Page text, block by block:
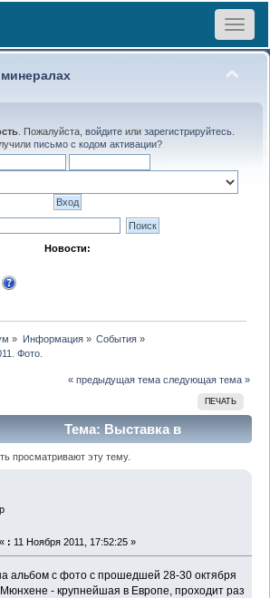
Toggle
. Пожалуйста, войдитеили зарегистрируйтесь.
письмо с кодом активации?
Новости:
» Информация» События»
Фото.
« предыдущая тема следующая тема »
ПЕЧАТЬ
Тема: Выставка в
(Прочитано 13510 раз)
просматривают эту тему.
« : 11 Ноября 2011, 17:52:25 »
альбом с фото с прошедшей 28-30 октября
- крупнейшая в Европе, проходит раз